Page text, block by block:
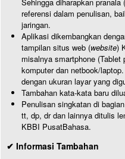
referensi dalam penulisan,
jaringan.
Aplikasi dikembangkan
tampilan situs web (website)
misalnya smartphone
komputer dan netbook/
dengan ukuran layar yang
Tambahan kata-kata baru
Penulisan singkatan di
tt, dp, dr dan lainnya ditulis
KBBI PusatBahasa.
✔ Informasi Tambahan